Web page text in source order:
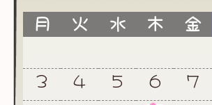
月 火 水 木 金
3
4 5 6 7